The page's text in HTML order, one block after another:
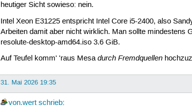
heutiger Sicht sowieso: nein.
Intel Xeon E31225 entspricht Intel Core i5-2400, also
Arbeiten damit aber nicht wirklich. Man sollte mindestens
resolute-desktop-amd64.iso 3.6 GiB.
Auf Teufel komm' 'raus Mesadurch Fremdquellen
31. Mai 2026 19:35
von.wert schrieb: